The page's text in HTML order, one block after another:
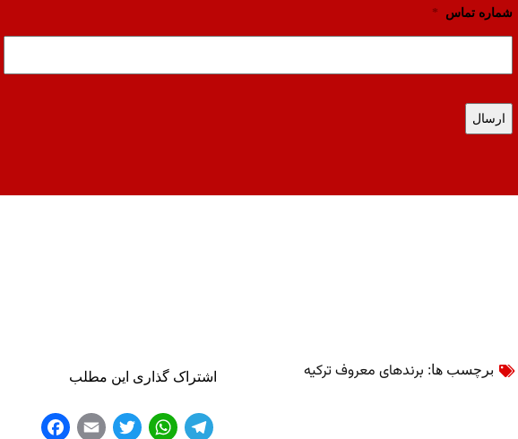
شماره تماس *
برچسب ها: برندهای معروف ترکیه اشتراک گذاری این مطلب
Te
W
T
E
Fa